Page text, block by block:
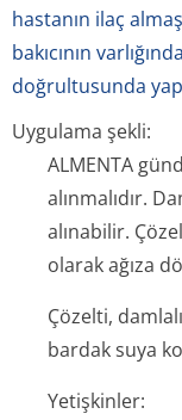
hastanın ilaç
bakıcının
doğrultusunda
Uygulama şekli:
ALMENTA
alınmalıdır.
alınabilir.
olarak ağıza
Çözelti,
bardak suya
Yetişkinler: